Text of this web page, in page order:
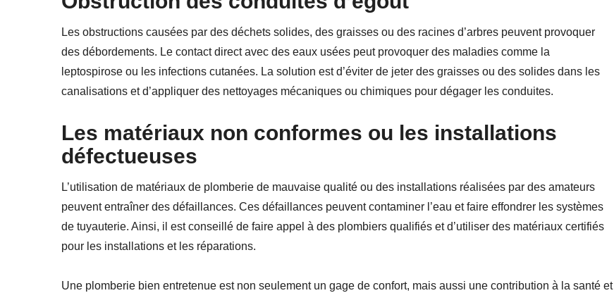
Les obstructions causées par des déchets solides, des graisses ou des racines d’arbres peuvent provoquer
des débordements. Le contact direct avec des eaux usées peut provoquer des maladies comme la
leptospirose ou les infections cutanées. La solution est d’éviter de jeter des graisses ou des solides dans les
canalisations et d’appliquer des nettoyages mécaniques ou chimiques pour dégager les conduites.
Les matériaux non conformes ou les installations
défectueuses
L’utilisation de matériaux de plomberie de mauvaise qualité ou des installations réalisées par des amateurs
peuvent entraîner des défaillances. Ces défaillances peuvent contaminer l’eau et faire effondrer les systèmes
de tuyauterie. Ainsi, il est conseillé de faire appel à des plombiers qualifiés et d’utiliser des matériaux certifiés
pour les installations et les réparations.
Une plomberie bien entretenue est non seulement un gage de confort, mais aussi une contribution à la santé et